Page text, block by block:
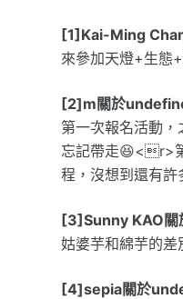
[1]Kai-Ming
來參加天燈+生態
[2]m關於
第一次報名活動
忘記帶走😆<r>
程，沒想到還有許
[3]Sunny KAO關
姑婆芋和綿芋的
[4]sepia關於